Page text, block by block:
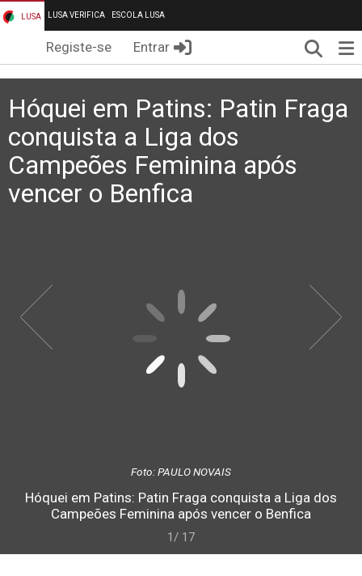
LUSA LUSA VERIFICA ESCOLA LUSA
Registe-se Entrar
Hóquei em Patins: Patin Fraga
conquista a Liga dos
Campeões Feminina após
vencer o Benfica
Foto: PAULO NOVAIS
Hóquei em Patins: Patin Fraga conquista a Liga dos
Campeões Feminina após vencer o Benfica
1/ 17